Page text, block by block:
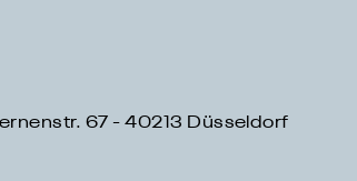
67 - 40213 Düsseldorf